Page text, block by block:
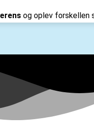
og oplev forskellen